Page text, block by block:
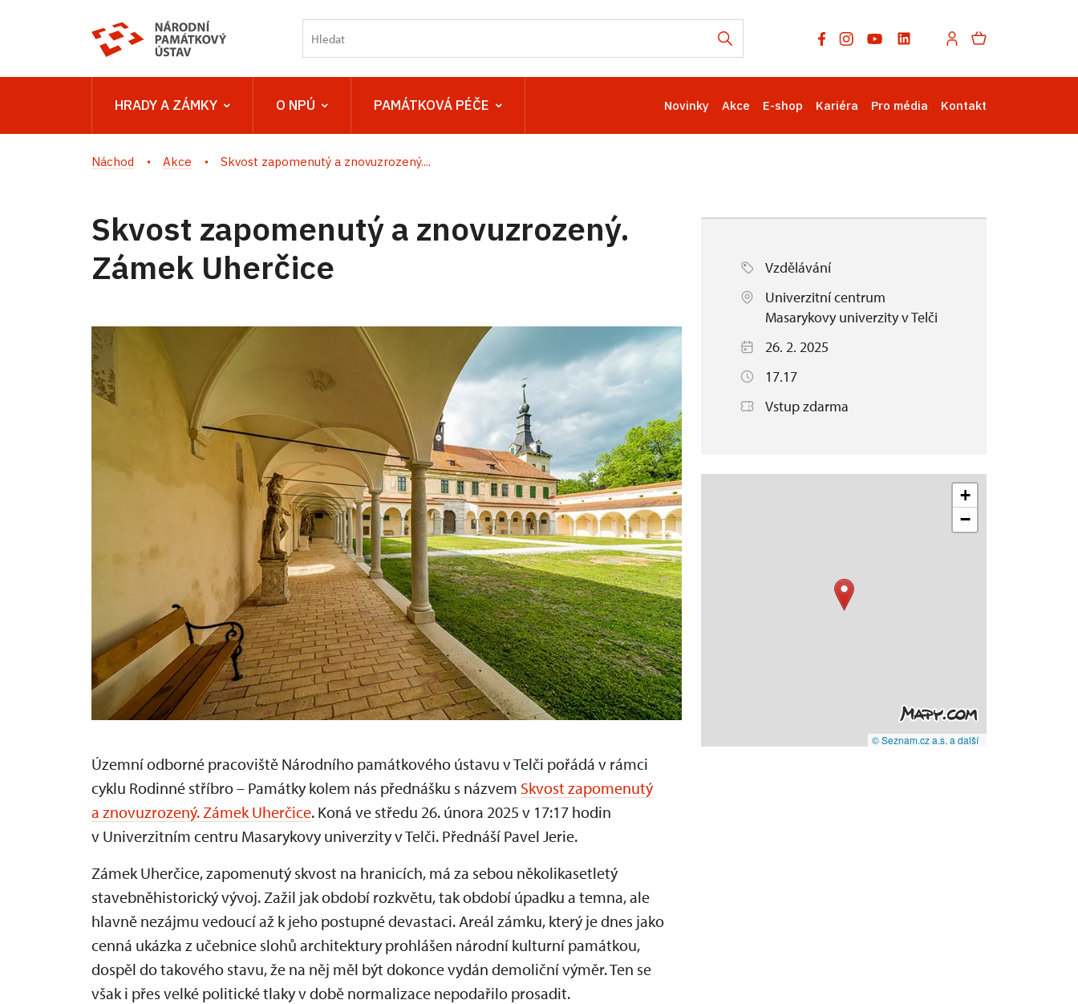
HRADY A ZÁMKY O NPÚ PAMÁTKOVÁ PÉČE Novinky Akce E-shop Kariéra Pro média Kontakt
Náchod Akce Skvost zapomenutý a znovuzrozený....
Skvost zapomenutý a znovuzrozený.
Zámek Uherčice
Územní odborné pracoviště Národního památkového ústavu v Telči pořádá v rámci
cyklu Rodinné stříbro – Památky kolem nás přednášku s názvem Skvost zapomenutý
a znovuzrozený. Zámek Uherčice. Koná ve středu 26. února 2025 v 17:17 hodin
v Univerzitním centru Masarykovy univerzity v Telči. Přednáší Pavel Jerie.
Zámek Uherčice, zapomenutý skvost na hranicích, má za sebou několikasetletý
stavebněhistorický vývoj. Zažil jak období rozkvětu, tak období úpadku a temna, ale
hlavně nezájmu vedoucí až k jeho postupné devastaci. Areál zámku, který je dnes jako
cenná ukázka z učebnice slohů architektury prohlášen národní kulturní památkou,
dospěl do takového stavu, že na něj měl být dokonce vydán demoliční výměr. Ten se
však i přes velké politické tlaky v době normalizace nepodařilo prosadit.
Vzdělávání
Univerzitní centrum
Masarykovy univerzity v Telči
26. 2. 2025
17.17
Vstup zdarma
+
−
© Seznam.cz a.s. a další